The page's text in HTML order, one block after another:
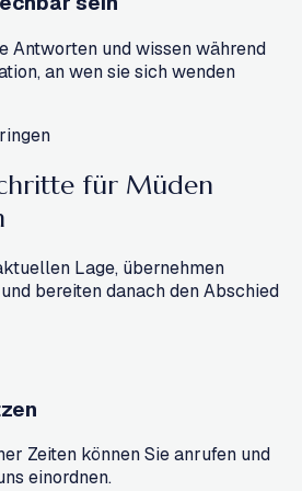
Antworten und wissen während
an wen sie sich wenden
für Müden
Lage, übernehmen
bereiten danach den Abschied
Zeiten können Sie anrufen und
einordnen.